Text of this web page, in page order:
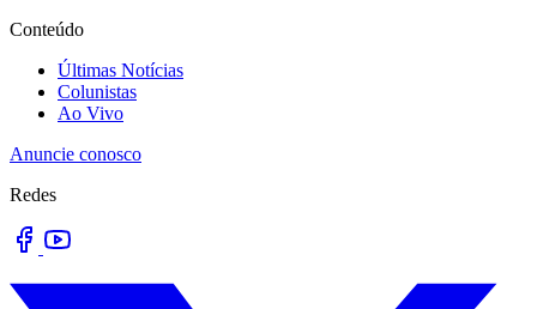
Conteúdo
Últimas Notícias
Colunistas
Ao Vivo
Anuncie conosco
Redes